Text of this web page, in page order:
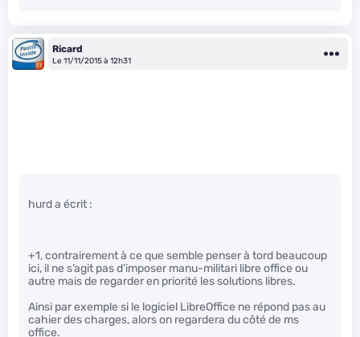
Ricard
Le 11/11/2015 à 12h31
hurd a écrit :
+1, contrairement à ce que semble penser à tord beaucoup
ici, il ne s’agit pas d’imposer manu-militari libre office ou
autre mais de regarder en priorité les solutions libres.
Ainsi par exemple si le logiciel LibreOffice ne répond pas au
cahier des charges, alors on regardera du côté de ms
office.